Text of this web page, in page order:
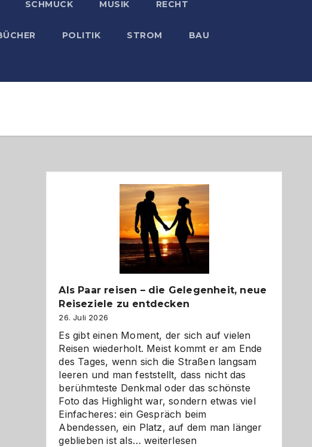
SCHMUCK MUSIK RECHT
POLITIK STROM BAU
Als Paar reisen – die Gelegenheit, neue
Reiseziele zu entdecken
26. Juli 2026
Es gibt einen Moment, der sich auf vielen
Reisen wiederholt. Meist kommt er am Ende
des Tages, wenn sich die Straßen langsam
leeren und man feststellt, dass nicht das
berühmteste Denkmal oder das schönste
Foto das Highlight war, sondern etwas viel
Einfacheres: ein Gespräch beim
Abendessen, ein Platz, auf dem man länger
geblieben ist als…Als
weiterlesen